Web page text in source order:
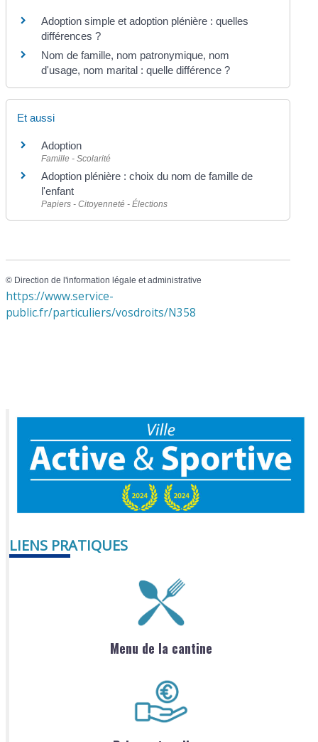
Adoption simple et adoption plénière : quelles
différences ?
Nom de famille, nom patronymique, nom
d'usage, nom marital : quelle différence ?
Et aussi
Adoption
Famille - Scolarité
Adoption plénière : choix du nom de famille de
l'enfant
Papiers - Citoyenneté - Élections
© Direction de l'information légale et administrative
https://www.service-
public.fr/particuliers/vosdroits/N358
LIENS PRATIQUES
Menu de la cantine